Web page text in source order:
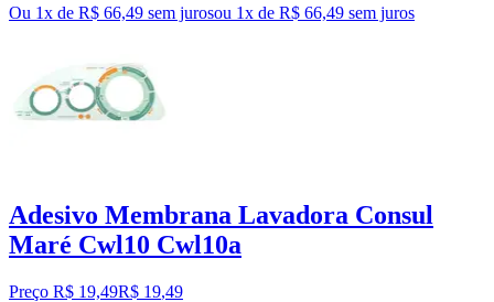
Ou 1x de R$ 66,49 sem jurosou 1x de R$ 66,49 sem juros
Adesivo Membrana Lavadora Consul
Maré Cwl10 Cwl10a
Preço R$ 19,49R$ 19,49